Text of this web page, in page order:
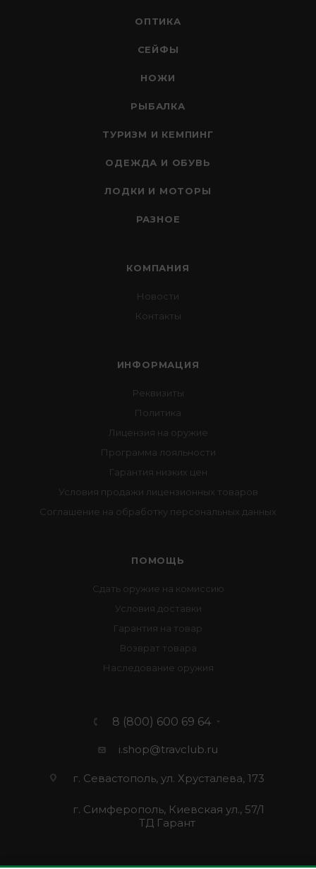
ОПТИКА
СЕЙФЫ
НОЖИ
РЫБАЛКА
ТУРИЗМ И КЕМПИНГ
ОДЕЖДА И ОБУВЬ
ЛОДКИ И МОТОРЫ
РАЗНОЕ
КОМПАНИЯ
Новости
Контакты
ИНФОРМАЦИЯ
Реквизиты
Политика
Лицензия на оружие
Программа лояльности
Гарантия низких цен
Условия продажи лицензионных товаров
Соглашение на обработку персональных данных
ПОМОЩЬ
Сдать оружие на комиссию
Условия доставки
Гарантия на товар
Возврат товара
Наследование оружия
8 (800) 600 69 64
i.shop@travclub.ru
г. Севастополь, ул. Хрусталева, 173
г. Симферополь, Киевская ул., 57/1
ТД Гарант